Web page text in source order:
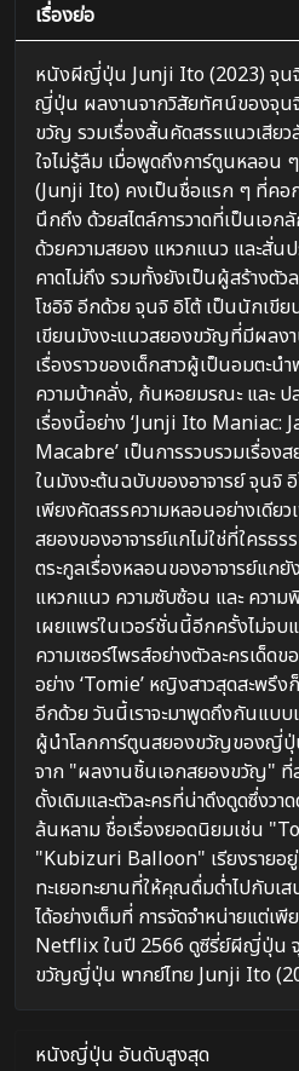
เรื่องย่อ
หนังผีญี่ปุ่น Junji Ito (2023) จุนจิ
ญี่ปุ่น ผลงานจากวิสัยทัศน์ของจุนจิ
ขวัญ รวมเรื่องสั้นคัดสรรแนวเสีย
ใจไม่รู้ลืม เมื่อพูดถึงการ์ตูนหลอน
(Junji Ito) คงเป็นชื่อแรก ๆ ที่ค
นึกถึง ด้วยสไตล์การวาดที่เป็นเอก
ด้วยความสยอง แหวกแนว และสั่น
คาดไม่ถึง รวมทั้งยังเป็นผู้สร้างตัว
โชอิจิ อีกด้วย จุนจิ อิโต้ เป็นนักเ
เขียนมังงะแนวสยองขวัญที่มีผลงา
เรื่องราวของเด็กสาวผู้เป็นอมตะน
ความบ้าคลั่ง, ก้นหอยมรณะ และ
เรื่องนี้อย่าง ‘Junji Ito Maniac:
Macabre’ เป็นการรวบรวมเรื่อ
ในมังงะต้นฉบับของอาจารย์ จุนจิ อิ
เพียงคัดสรรความหลอนอย่างเดียว
สยองของอาจารย์แกไม่ใช่ที่ใครธรร
ตระกูลเรื่องหลอนของอาจารย์แก
แหวกแนว ความซับซ้อน และ ควา
เผยแพร่ในเวอร์ชั่นนี้อีกครั้งไม่จ
ความเซอร์ไพรส์อย่างตัวละครเด็ด
อย่าง ‘Tomie’ หญิงสาวสุดสะพรึง
อีกด้วย วันนี้เราจะมาพูดถึงกันแบ
ผู้นำโลกการ์ตูนสยองขวัญของญี่ปุ่
จาก "ผลงานชิ้นเอกสยองขวัญ" ที่
ดั้งเดิมและตัวละครที่น่าดึงดูดซึ่งวา
ล้นหลาม ชื่อเรื่องยอดนิยมเช่น
"Kubizuri Balloon" เรียงรายอ
ทะเยอทะยานที่ให้คุณดื่มด่ำไปกับ
ได้อย่างเต็มที่ การจัดจำหน่ายแต่เ
Netflix ในปี 2566 ดูซีรี่ย์ผีญี่ปุ่น จุ
ขวัญญี่ปุ่น พากย์ไทย Junji Ito
หนังญี่ปุ่น อันดับสูงสุด